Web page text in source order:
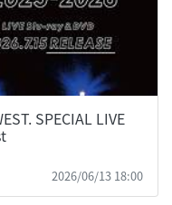
SPECIAL LIVE
2026/06/13 18:00